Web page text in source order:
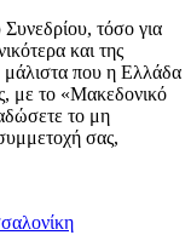
Συνεδρίου, τόσο για
και της
μάλιστα που η Ελλάδα
με το «Μακεδονικό
το μη
σας,